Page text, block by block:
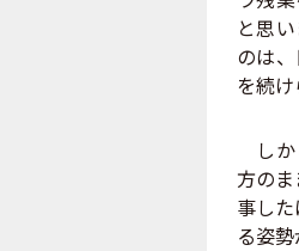
と思
のは
を続け
しか
方の
事し
る姿勢